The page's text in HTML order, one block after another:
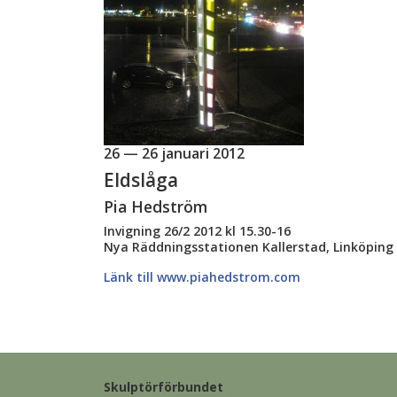
26 — 26 januari 2012
Eldslåga
Pia Hedström
Invigning 26/2 2012 kl 15.30-16
Nya Räddningsstationen Kallerstad, Linköping
Länk till www.piahedstrom.com
Skulptörförbundet